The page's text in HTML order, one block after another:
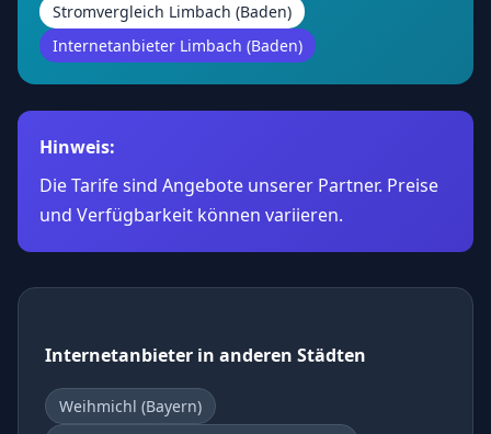
Stromvergleich Limbach (Baden)
Internetanbieter Limbach (Baden)
Hinweis:
Die Tarife sind Angebote unserer Partner. Preise
und Verfügbarkeit können variieren.
Internetanbieter in anderen Städten
Weihmichl (Bayern)